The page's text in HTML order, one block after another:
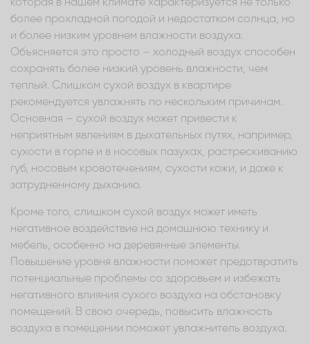
которая в нашем климате характеризуется не только
более прохладной погодой и недостатком солнца, но
и более низким уровнем влажности воздуха.
Объясняется это просто – холодный воздух способен
сохранять более низкий уровень влажности, чем
теплый. Слишком сухой воздух в квартире
рекомендуется увлажнять по нескольким причинам.
Основная – сухой воздух может привести к
неприятным явлениям в дыхательных путях, например,
сухости в горле и в носовых пазухах, растрескиванию
губ, носовым кровотечениям, сухости кожи, и даже к
затрудненному дыханию.
Кроме того, слишком сухой воздух может иметь
негативное воздействие на домашнюю технику и
мебель, особенно на деревянные элементы.
Повышение уровня влажности поможет предотвратить
потенциальные проблемы со здоровьем и избежать
негативного влияния сухого воздуха на обстановку
помещений. В свою очередь, повысить влажность
воздуха в помещении поможет увлажнитель воздуха.